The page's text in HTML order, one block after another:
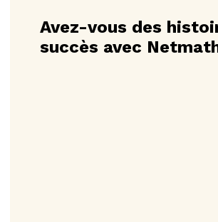
Avez-vous des
succès avec